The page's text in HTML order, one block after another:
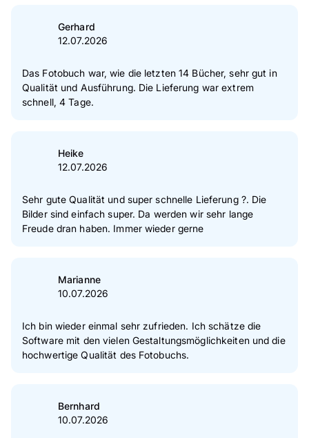
Layout war flexibel zu gestalten.
Gerhard
12.07.2026
Das Fotobuch war, wie die letzten 14 Bücher, sehr gut in
Qualität und Ausführung. Die Lieferung war extrem
schnell, 4 Tage.
Heike
12.07.2026
Sehr gute Qualität und super schnelle Lieferung ?. Die
Bilder sind einfach super. Da werden wir sehr lange
Freude dran haben. Immer wieder gerne
Marianne
10.07.2026
Ich bin wieder einmal sehr zufrieden. Ich schätze die
Software mit den vielen Gestaltungsmöglichkeiten und die
hochwertige Qualität des Fotobuchs.
Bernhard
10.07.2026